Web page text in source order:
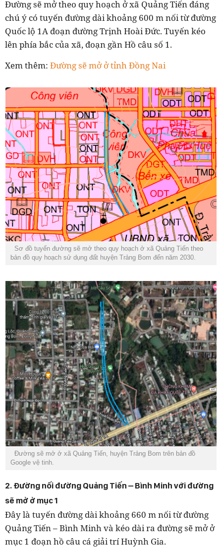
Đường sẽ mở theo quy hoạch ở xã Quảng Tiến đáng
chú ý có tuyến đường dài khoảng 600 m nối từ đường
Quốc lộ 1A đoạn đường Trịnh Hoài Đức. Tuyến kéo
lên phía bắc của xã, đoạn gần Hồ câu số 1.
Xem thêm: Đường sẽ mở ở tỉnh Đồng Nai
Sơ đồ tuyến đường sẽ mở theo quy hoạch ở xã Quảng Tiến theo
bản đồ quy hoạch sử dụng đất huyện Trảng Bom đến năm 2030.
Đường sẽ mở ở xã Quảng Tiến, huyện Trảng Bom trên bản đồ
Google vệ tinh.
2. Đường nối đường Quảng Tiến – Bình Minh với đường
sẽ mở ở mục 1
Đây là tuyến đường dài khoảng 660 m nối từ đường
Quảng Tiến – Bình Minh và kéo dài ra đường sẽ mở ở
mục 1 đoạn hồ câu cá giải trí Huỳnh Gia.